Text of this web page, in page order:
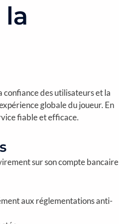
confiance des utilisateurs et la
globale du joueur. En
fiable et efficace.
sur son compte bancaire
aux réglementations anti-